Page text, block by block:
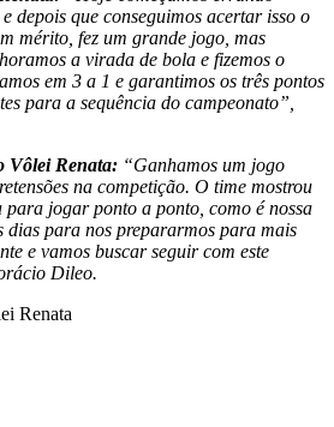
depois que conseguimos acertar isso o
mérito, fez um grande jogo, mas
a virada de bola e fizemos o
em 3 a 1 e garantimos os três pontos
para a sequência do campeonato”,
Vôlei Renata: “Ganhamos um jogo
na competição. O time mostrou
para jogar ponto a ponto, como é nossa
dias para nos prepararmos para mais
e vamos buscar seguir com este
Dileo.
Renata